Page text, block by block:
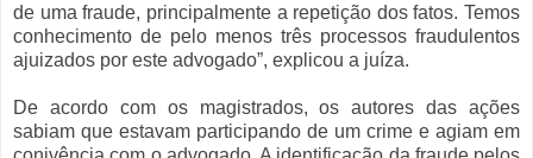
de uma fraude, principalmente a repetição dos fatos. Temos
conhecimento de pelo menos três processos fraudulentos
ajuizados por este advogado”, explicou a juíza.
De acordo com os magistrados, os autores das ações
sabiam que estavam participando de um crime e agiam em